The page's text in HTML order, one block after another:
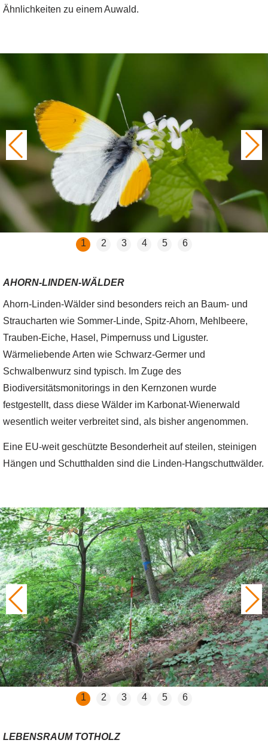
Ähnlichkeiten zu einem Auwald.
1 2 3 4 5 6
AHORN-LINDEN-WÄLDER
Ahorn-Linden-Wälder sind besonders reich an Baum- und
Straucharten wie Sommer-Linde, Spitz-Ahorn, Mehlbeere,
Trauben-Eiche, Hasel, Pimpernuss und Liguster.
Wärmeliebende Arten wie Schwarz-Germer und
Schwalbenwurz sind typisch. Im Zuge des
Biodiversitätsmonitorings in den Kernzonen wurde
festgestellt, dass diese Wälder im Karbonat-Wienerwald
wesentlich weiter verbreitet sind, als bisher angenommen.
Eine EU-weit geschützte Besonderheit auf steilen, steinigen
Hängen und Schutthalden sind die Linden-Hangschuttwälder.
1 2 3 4 5 6
LEBENSRAUM TOTHOLZ